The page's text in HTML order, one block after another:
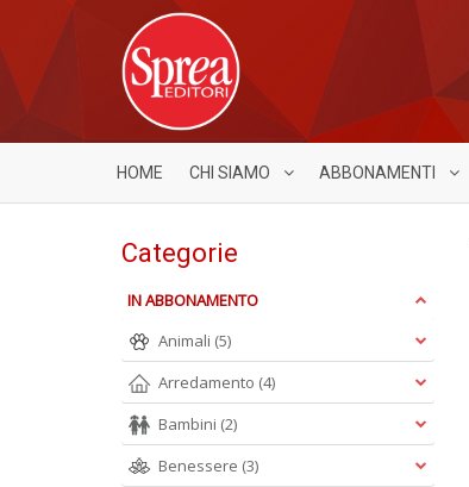
HOME CHI SIAMO ABBONAMENTI
Categorie
IN ABBONAMENTO
Animali (5)
Arredamento (4)
Bambini (2)
Benessere (3)